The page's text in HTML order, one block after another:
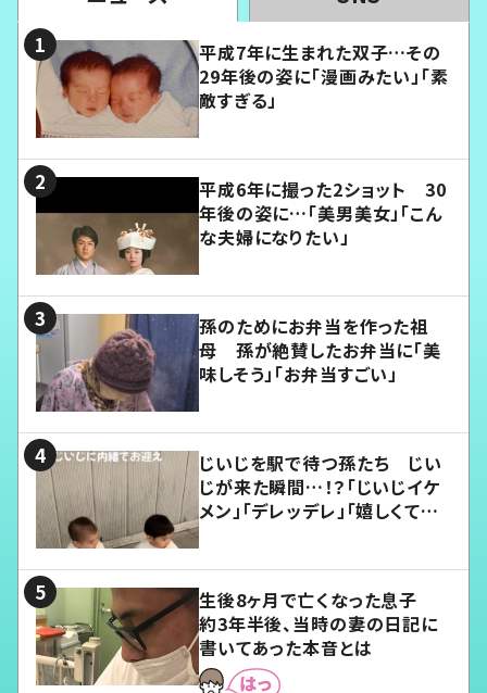
平成7年に生まれた双子…その
29年後の姿に「漫画みたい」「素
敵すぎる」
平成6年に撮った2ショット 30
年後の姿に…「美男美女」「こん
な夫婦になりたい」
孫のためにお弁当を作った祖
母 孫が絶賛したお弁当に「美
味しそう」「お弁当すごい」
じいじを駅で待つ孫たち じい
じが来た瞬間…！？「じいじイケ
メン」「デレッデレ」「嬉しくて可
生後8ヶ月で亡くなった息子
約3年半後、当時の妻の日記に
書いてあった本音とは